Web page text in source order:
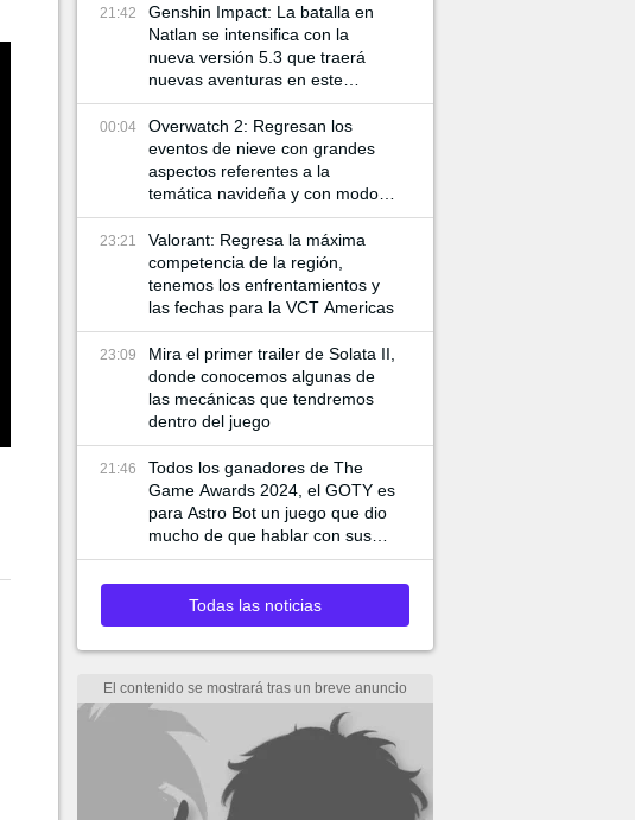
21:42
Genshin Impact: La batalla en
Natlan se intensifica con la
nueva versión 5.3 que traerá
nuevas aventuras en este
mundo
00:04
Overwatch 2: Regresan los
eventos de nieve con grandes
aspectos referentes a la
temática navideña y con modos
de juego especiales
23:21
Valorant: Regresa la máxima
competencia de la región,
tenemos los enfrentamientos y
las fechas para la VCT Americas
23:09
Mira el primer trailer de Solata II,
donde conocemos algunas de
las mecánicas que tendremos
dentro del juego
21:46
Todos los ganadores de The
Game Awards 2024, el GOTY es
para Astro Bot un juego que dio
mucho de que hablar con sus
mecánicas
Todas las noticias